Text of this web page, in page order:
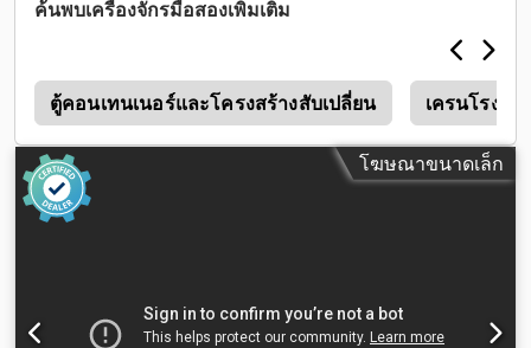
ค้นพบเครื่องจักรมือสองเพิ่มเติม
ตู้คอนเทนเนอร์และโครงสร้างสับเปลี่ยน เครนโรงง
โฆษณาขนาดเล็ก